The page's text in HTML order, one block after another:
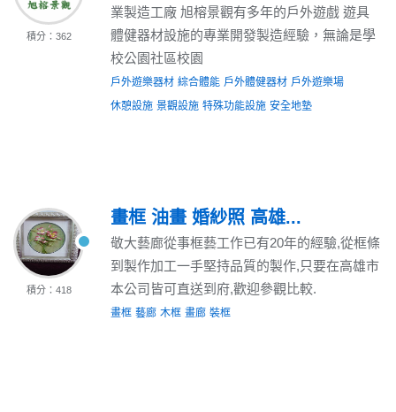
積分：362
業製造工廠 旭榕景觀有多年的戶外遊戲 遊具
體健器材設施的專業開發製造經驗，無論是學
校公園社區校園
戶外遊樂器材 綜合體能 戶外體健器材 戶外遊樂場
休憩設施 景觀設施 特殊功能設施 安全地墊
積分：418
畫框 油畫 婚紗照 高雄...
敬大藝廊從事框藝工作已有20年的經驗,從框條
到製作加工一手堅持品質的製作,只要在高雄市
本公司皆可直送到府,歡迎參觀比較.
畫框 藝廊 木框 畫廊 裝框